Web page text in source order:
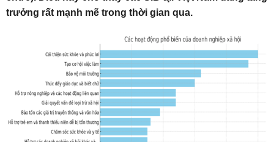
trưởng rất mạnh mẽ trong thời gian qua.